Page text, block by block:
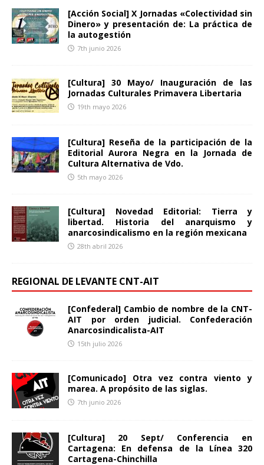
[Acción Social] X Jornadas «Colectividad sin
Dinero» y presentación de: La práctica de
la autogestión
7th junio 2026
[Cultura] 30 Mayo/ Inauguración de las
Jornadas Culturales Primavera Libertaria
19th mayo 2026
[Cultura] Reseña de la participación de la
Editorial Aurora Negra en la Jornada de
Cultura Alternativa de Vdo.
5th mayo 2026
[Cultura] Novedad Editorial: Tierra y
libertad. Historia del anarquismo y
anarcosindicalismo en la región mexicana
28th abril 2026
REGIONAL DE LEVANTE CNT-AIT
[Confederal] Cambio de nombre de la CNT-
AIT por orden judicial. Confederación
Anarcosindicalista-AIT
15th julio 2026
[Comunicado] Otra vez contra viento y
marea. A propósito de las siglas.
7th junio 2026
[Cultura] 20 Sept/ Conferencia en
Cartagena: En defensa de la Línea 320
Cartagena-Chinchilla